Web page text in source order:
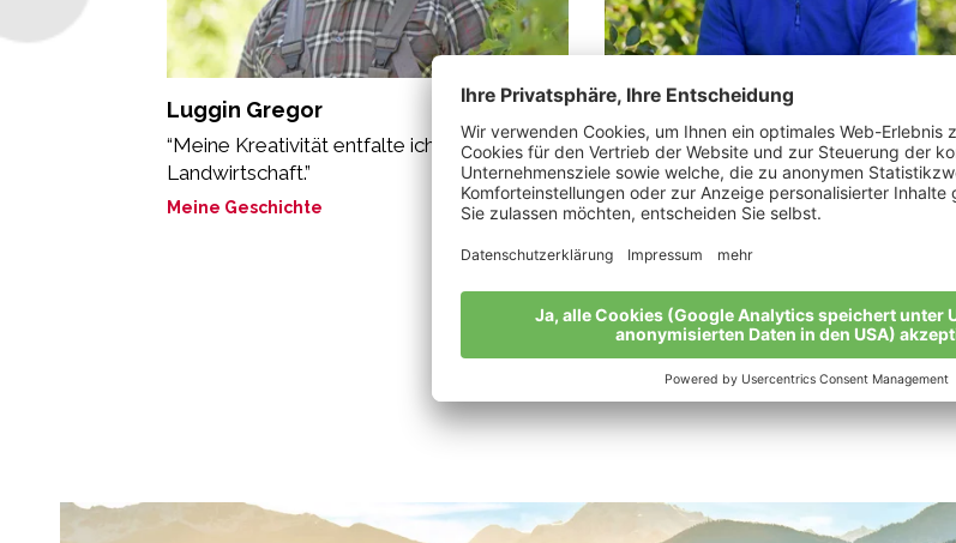
Luggin Gregor
“Meine Kreativität entfalte ich in der Bio-
Landwirtschaft.”
Meine Geschichte
LesinaDebiasi Martin
„Von Gutem kommt Gutes: Bio ist eine
ganzheitliche Philosophie.“
Meine Geschichte
Alle Bio-Bauern im Überblick